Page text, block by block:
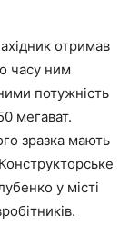
отримав
часу ним
потужність
мегават.
зразка мають
у місті